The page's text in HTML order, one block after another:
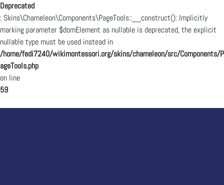
Deprecated
: Skins\Chameleon\Components\PageTools::__construct(): Implicitly
marking parameter $domElement as nullable is deprecated, the explicit
nullable type must be used instead in
/home/fedi7240/wikimontessori.org/skins/chameleon/src/Components/P
ageTools.php
on line
59